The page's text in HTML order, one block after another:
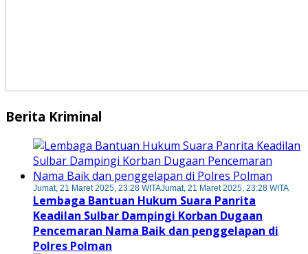
Berita Kriminal
Jumat, 21 Maret 2025, 23:28 WITAJumat, 21 Maret 2025, 23:28 WITA
Lembaga Bantuan Hukum Suara Panrita
Keadilan Sulbar Dampingi Korban Dugaan
Pencemaran Nama Baik dan penggelapan di
Polres Polman